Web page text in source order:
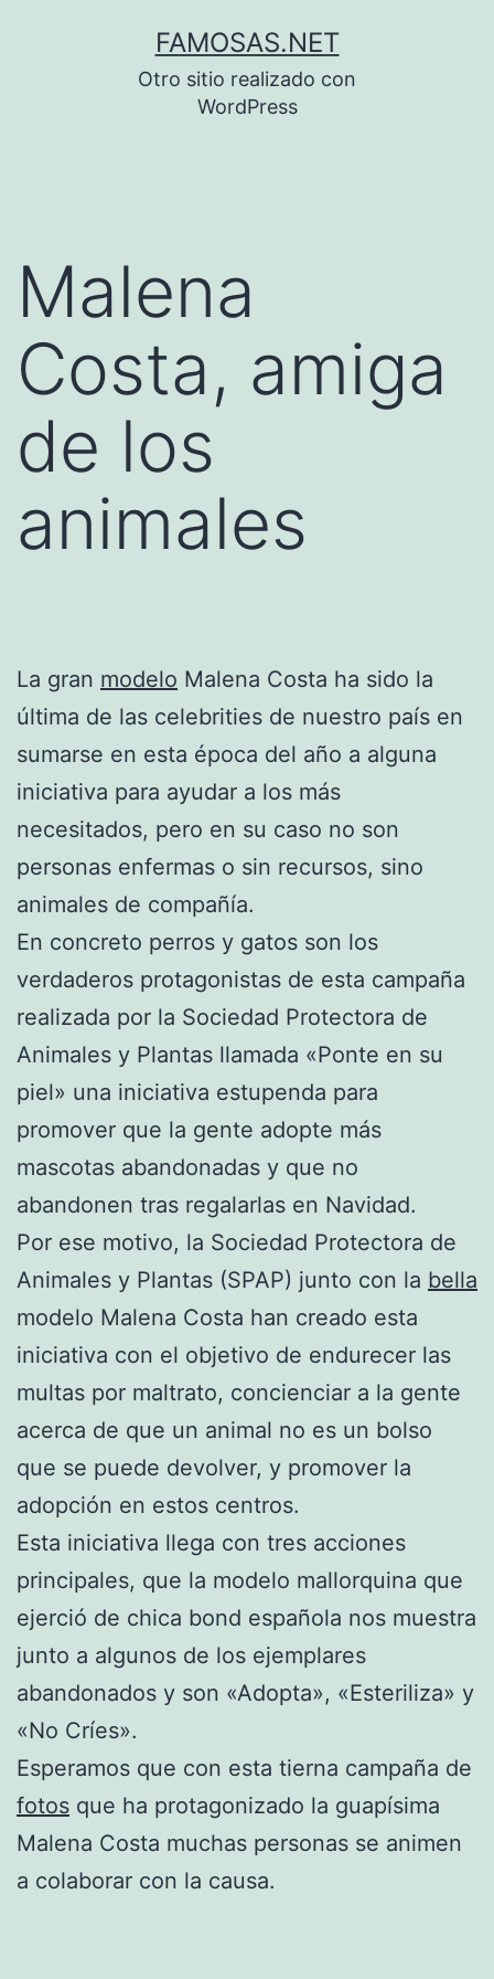
FAMOSAS.NET
Otro sitio realizado con
WordPress
Malena
Costa, amiga
de los
animales
La gran modelo Malena Costa ha sido la
última de las celebrities de nuestro país en
sumarse en esta época del año a alguna
iniciativa para ayudar a los más
necesitados, pero en su caso no son
personas enfermas o sin recursos, sino
animales de compañía.
En concreto perros y gatos son los
verdaderos protagonistas de esta campaña
realizada por la Sociedad Protectora de
Animales y Plantas llamada «Ponte en su
piel» una iniciativa estupenda para
promover que la gente adopte más
mascotas abandonadas y que no
abandonen tras regalarlas en Navidad.
Por ese motivo, la Sociedad Protectora de
Animales y Plantas (SPAP) junto con la bella
modelo Malena Costa han creado esta
iniciativa con el objetivo de endurecer las
multas por maltrato, concienciar a la gente
acerca de que un animal no es un bolso
que se puede devolver, y promover la
adopción en estos centros.
Esta iniciativa llega con tres acciones
principales, que la modelo mallorquina que
ejerció de chica bond española nos muestra
junto a algunos de los ejemplares
abandonados y son «Adopta», «Esteriliza» y
«No Críes».
Esperamos que con esta tierna campaña de
fotos que ha protagonizado la guapísima
Malena Costa muchas personas se animen
a colaborar con la causa.